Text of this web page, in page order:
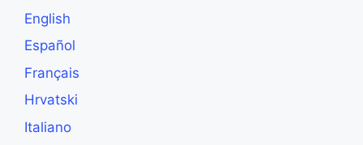
English
Español
Français
Hrvatski
Italiano